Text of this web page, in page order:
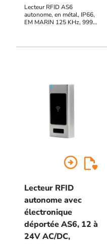
Lecteur RFID AS6
autonome, en métal, IP66,
EM MARIN 125 KHz, 999
câble de 2 m, 12V à 24V
arrow_circle_right
Lecteur RFID
autonome avec
électronique
déportée AS6, 12 à
24V AC/DC,